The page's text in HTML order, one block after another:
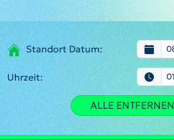
Standort Datum:
Uhrzeit:
ALLE ENTFERNEN